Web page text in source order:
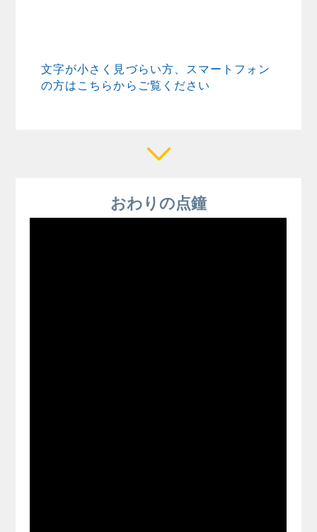
文字が小さく見づらい方、スマートフォン
の方はこちらからご覧ください
おわりの点鐘